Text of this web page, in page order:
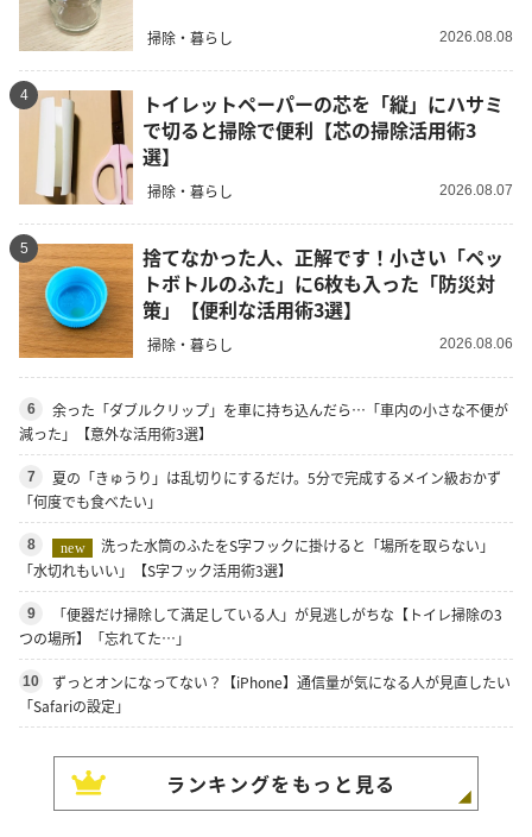
掃除・暮らし 2026.08.08
4
トイレットペーパーの芯を「縦」にハサミ
で切ると掃除で便利【芯の掃除活用術3
選】
掃除・暮らし 2026.08.07
5
捨てなかった人、正解です！小さい「ペッ
トボトルのふた」に6枚も入った「防災対
策」【便利な活用術3選】
掃除・暮らし 2026.08.06
6
余った「ダブルクリップ」を車に持ち込んだら…「車内の小さな不便が
減った」【意外な活用術3選】
7
夏の「きゅうり」は乱切りにするだけ。5分で完成するメイン級おかず
「何度でも食べたい」
8 new
洗った水筒のふたをS字フックに掛けると「場所を取らない」
「水切れもいい」【S字フック活用術3選】
9
「便器だけ掃除して満足している人」が見逃しがちな【トイレ掃除の3
つの場所】「忘れてた…」
10
ずっとオンになってない？【iPhone】通信量が気になる人が見直したい
「Safariの設定」
ランキングをもっと見る